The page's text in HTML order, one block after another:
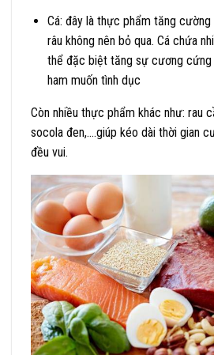
Cá: đây là thực phẩm tăng cường
râu không nên bỏ qua. Cá chứa
thể đặc biệt tăng sự cương
ham muốn tình dục
Còn nhiều thực phẩm khác như: rau
socola đen,….giúp kéo dài thời gian
đều vui.